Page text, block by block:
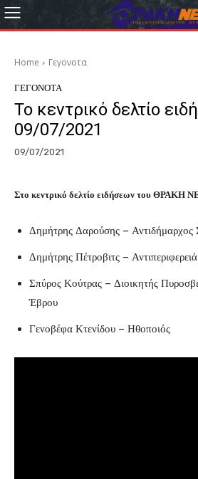
Home Γεγονοτα
ΓΕΓΟΝΟΤΑ
Το κεντρικό δελτίο
09/07/2021
09/07/2021
Στο κεντρικό δελτίο ειδήσεων του ΘΡΑΚΗ
Δημήτρης Δαρούσης – Αντιδήμαρχος
Δημήτρης Πέτροβιτς –
Σπύρος Κούτρας – Διοικητής
Έβρου
Γενοβέφα Κτενίδου – Ηθοποιός